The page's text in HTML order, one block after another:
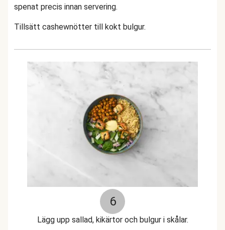
spenat precis innan servering.
Tillsätt cashewnötter till kokt bulgur.
6
Lägg upp sallad, kikärtor och bulgur i skålar.